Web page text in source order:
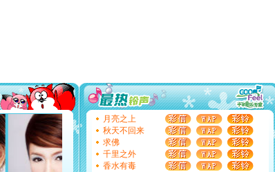
你太多，只有给你五千万：千万快乐！千万要健康！千万
要平安！千万要知足！千万不要忘记我！
[圣诞节]不只这样的日子才会想起你,而是这样的日子才
能正大光明地骚扰你,告诉你,圣诞要快乐!新年要快乐!天天
都要快乐噢!
[圣诞节]奉上一颗祝福的心,在这个特别的日子里,愿幸福,
如意,快乐,鲜花,一切美好的祝愿与你同在.圣诞快乐!
[元旦]
看到你我会触电；看不到你我要充电；没有你我会
月亮之上
秋天不回来
求佛
千里之外
香水有毒